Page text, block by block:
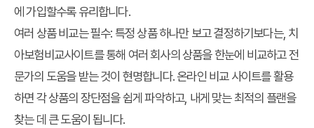
에 가입할수록 유리합니다.
여러 상품 비교는 필수: 특정 상품 하나만 보고 결정하기보다는, 치
아보험비교사이트를 통해 여러 회사의 상품을 한눈에 비교하고 전
문가의 도움을 받는 것이 현명합니다. 온라인 비교 사이트를 활용
하면 각 상품의 장단점을 쉽게 파악하고, 내게 맞는 최적의 플랜을
찾는 데 큰 도움이 됩니다.